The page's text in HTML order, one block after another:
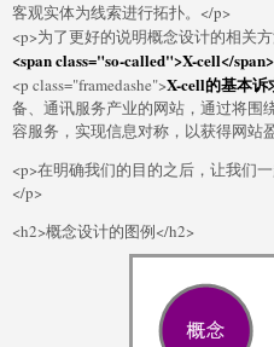
客观实体为线索进行拓扑。</p>
<p>为了更好的说明概念设计的相关
<span class="so-called">X-cell</span>
<p class="framedashe">X-cell的基本诉
备、通讯服务产业的网站，通过将围
容服务，实现信息对称，以获得网站
<p>在明确我们的目的之后，让我们
</p>
<h2>概念设计的图例</h2>